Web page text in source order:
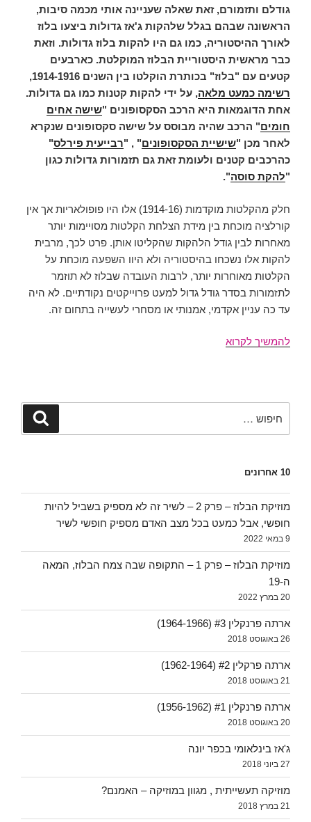
גודלם ותזמורם, זאת שאלה שעניינה אותי מכמה סיבות,
הראשונה שבהם בגלל שלהקות ג'אז גדולות ביצעו בלוז
לאורך ההיסטוריה, כמו גם היו להקות בלוז גדולות. וזאת
כבר מראשית היסטוריית הבלוז המוקלטת. כארבעים
קטעים עם "בלוז" בכותרת הוקלטו בין השנים 1914-1916,
רשימה כמעט מלאה, על ידי להקות קטנות כמו גם גדולות.
אחת הדוגמאות היא הרכב הסקסופונים "שישה אחים
חומים" הרכב שהיה מבוסס על שישה סקסופונים שנקרא
לאחר מכן "שישיית הסקסופונים" , "רבייעית פירלס"
כהרכבים קטנים ולעומת זאת גם תזמורות גדולות כגון
"להקת סוסה".
חלק מהקלטות מוקדמות (1914-16) אלו היו פופולאריות אך אין
קורלציה מוכחת בין מידת הצלחת הקלטות מסויימות יותר
מאחרות לבין גודל הלהקות שהקליטו אותן. פרט לכך, מרבית
להקות אלו נשכחו בהיסטוריה ולא היוו השפעה מוכחת על
הקלטות מאוחרות יותר, לרבות העובדה שבלוז לא תוזמר
לתזמורות בסדר גודל גדול למעט פרוייקטים נקודתיים. לא היה
עד כה עניין אקדמי, אמנותי או מסחרי לעשייה בתחום זה.
להמשיך לקרוא
חיפוש
10 אחרונים
מוזיקת הבלוז – פרק 2 – לשיר זה לא מספיק בשביל להיות
חופשי, אבל כמעט בכל מצב האדם מספיק חופשי לשיר
9 במאי 2022
מוזיקת הבלוז – פרק 1 – התקופה שבה צמח הבלוז, המאה
ה-19
20 במרץ 2022
ארתה פרנקלין #3 (1964-1966)
26 באוגוסט 2018
ארתה פרקלין #2 (1962-1964)
21 באוגוסט 2018
ארתה פרנקלין #1 (1956-1962)
20 באוגוסט 2018
ג'אז בינלאומי בכפר יונה
27 ביוני 2018
מוזיקה תעשייתית , מגוון במוזיקה – האמנם?
21 במרץ 2018